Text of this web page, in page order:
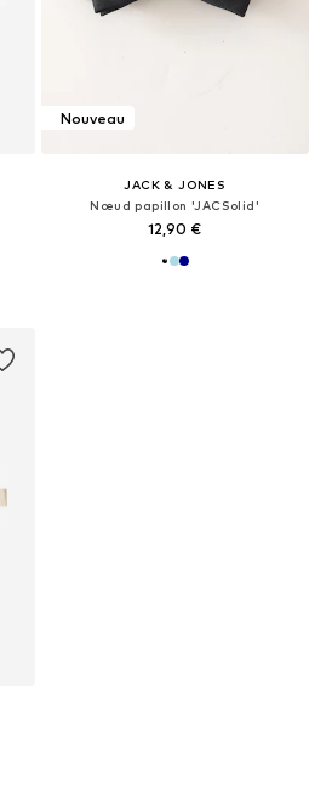
Nouveau
JACK & JONES
Nœud papillon 'JACSolid'
12,90 €